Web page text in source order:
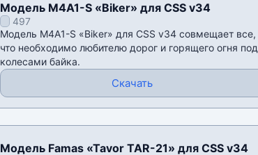
Модель M4A1-S «Biker» для CSS v34
497
Модель M4A1-S «Biker» для CSS v34 совмещает все,
что необходимо любителю дорог и горящего огня под
колесами байка.
Скачать
Модель Famas «Tavor TAR-21» для CSS v34